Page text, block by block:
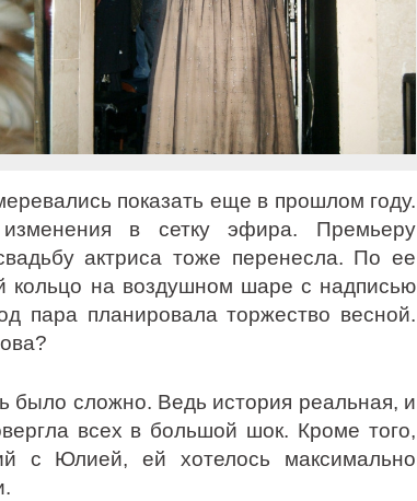
показать еще в прошлом году.
в сетку эфира. Премьеру
актриса тоже перенесла. По ее
кольцо на воздушном шаре с надписью
пара планировала торжество весной.
было сложно. Ведь история реальная, и
всех в большой шок. Кроме того,
с Юлией, ей хотелось максимально